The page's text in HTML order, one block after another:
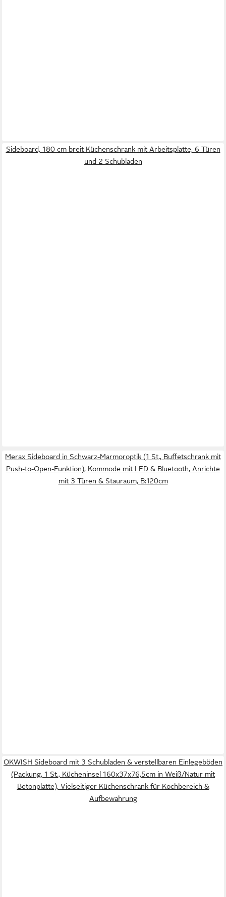
Sideboard, 180 cm breit Küchenschrank mit Arbeitsplatte, 6 Türen
und 2 Schubladen
Merax Sideboard in Schwarz-Marmoroptik (1 St., Buffetschrank mit
Push-to-Open-Funktion), Kommode mit LED & Bluetooth, Anrichte
mit 3 Türen & Stauraum, B:120cm
OKWISH Sideboard mit 3 Schubladen & verstellbaren Einlegeböden
(Packung, 1 St., Kücheninsel 160x37x76,5cm in Weiß/Natur mit
Betonplatte), Vielseitiger Küchenschrank für Kochbereich &
Aufbewahrung